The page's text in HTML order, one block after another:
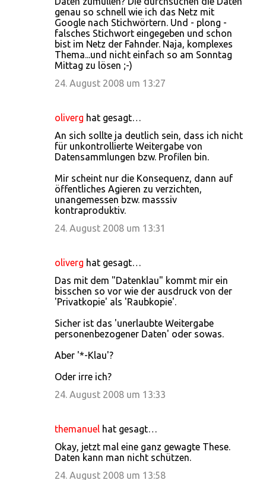
genau so schnell wie ich das Netz mit
Google nach Stichwörtern. Und - plong -
falsches Stichwort eingegeben und schon
bist im Netz der Fahnder. Naja, komplexes
Thema...und nicht einfach so am Sonntag
Mittag zu lösen ;-)
24. August 2008 um 13:27
oliverg hat gesagt…
An sich sollte ja deutlich sein, dass ich nicht
für unkontrollierte Weitergabe von
Datensammlungen bzw. Profilen bin.
Mir scheint nur die Konsequenz, dann auf
öffentliches Agieren zu verzichten,
unangemessen bzw. masssiv
kontraproduktiv.
24. August 2008 um 13:31
oliverg hat gesagt…
Das mit dem "Datenklau" kommt mir ein
bisschen so vor wie der ausdruck von der
'Privatkopie' als 'Raubkopie'.
Sicher ist das 'unerlaubte Weitergabe
personenbezogener Daten' oder sowas.
Aber '*-Klau'?
Oder irre ich?
24. August 2008 um 13:33
themanuel hat gesagt…
Okay, jetzt mal eine ganz gewagte These.
Daten kann man nicht schützen.
24. August 2008 um 13:58